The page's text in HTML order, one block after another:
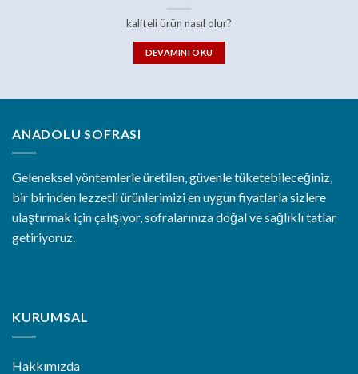
kaliteli ürün nasıl olur?
DEVAMINI OKU
ANADOLU SOFRASI
Geleneksel yöntemlerle üretilen, güvenle tüketebileceğiniz,
bir birinden lezzetli ürünlerimizi en uygun fiyatlarla sizlere
ulaştırmak için çalışıyor, sofralarınıza doğal ve sağlıklı tatlar
getiriyoruz.
KURUMSAL
Hakkımızda